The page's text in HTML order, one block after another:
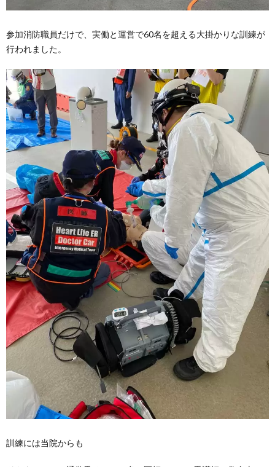
参加消防職員だけで、実働と運営で60名を超える大掛かりな訓練が
行われました。
訓練には当院からも